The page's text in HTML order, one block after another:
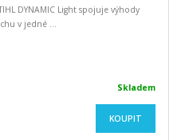
DYNAMIC Light spojuje výhody
v jedné ...
Skladem
KOUPIT